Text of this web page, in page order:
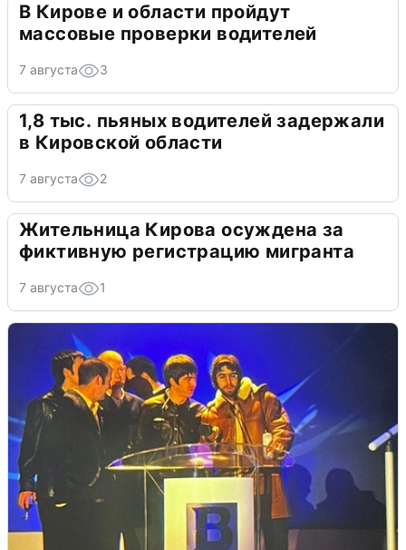
В Кирове и области пройдут
массовые проверки водителей
7 августа 3
1,8 тыс. пьяных водителей задержали
в Кировской области
7 августа 2
Жительница Кирова осуждена за
фиктивную регистрацию мигранта
7 августа 1